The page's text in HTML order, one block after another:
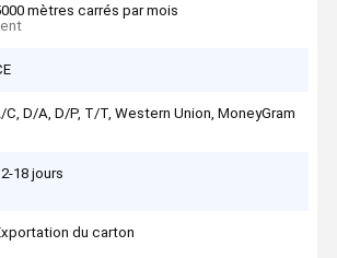
mètres carrés par mois
C, D/A, D/P, T/T, Western Union, MoneyGram
18 jours
du carton